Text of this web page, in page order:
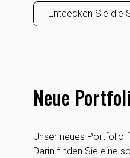
Entdecken Sie die
Neue
Unser neues Portfolio
Darin finden Sie eine